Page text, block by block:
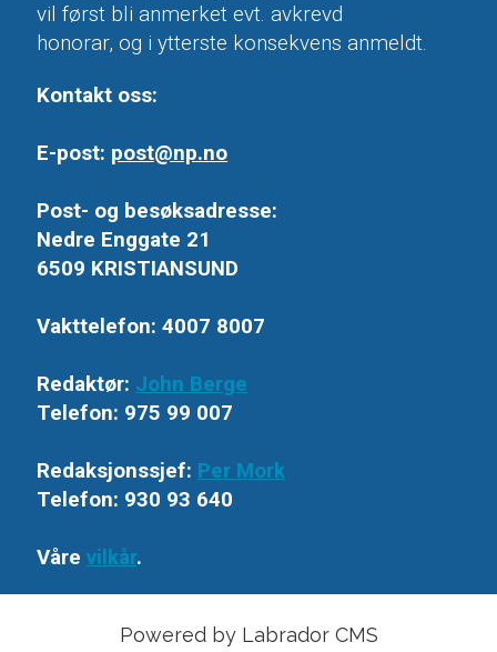
vil først bli anmerket evt. avkrevd
honorar, og i ytterste konsekvens anmeldt.
Kontakt oss:
E-post: post@np.no
Post- og besøksadresse:
Nedre Enggate 21
6509 KRISTIANSUND
Vakttelefon: 4007 8007
Redaktør: John Berge
Telefon: 975 99 007
Redaksjonssjef: Per Mork
Telefon: 930 93 640
Vårevilkår.
Powered by Labrador CMS